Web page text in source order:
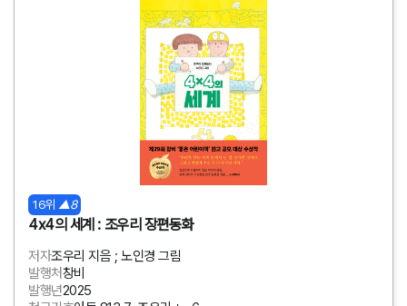
16위▲8
4x4의 세계 : 조우리 장편동화
저자조우리 지음 ; 노인경 그림
발행처창비
발행년2025